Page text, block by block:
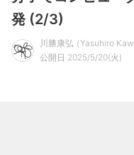
発 (2/3)
川勝康弘
Yasuhiro
公開日 2025/5/20(火)